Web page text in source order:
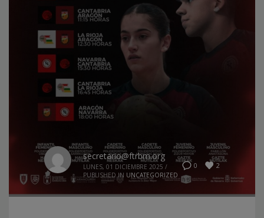
0 2
secretario@ftrbm.org
LUNES, 01 DICIEMBRE 2025 /
PUBLISHED IN UNCATEGORIZED